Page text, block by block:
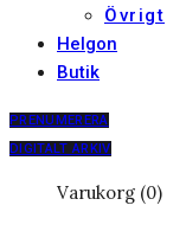
Övrigt
Helgon
Butik
PRENUMERERA
DIGITALT ARKIV
Varukorg (0)